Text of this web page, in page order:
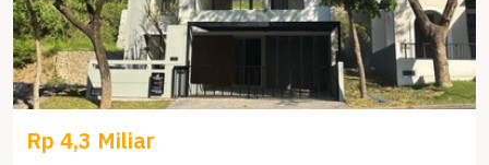
Rp 4,3 Miliar